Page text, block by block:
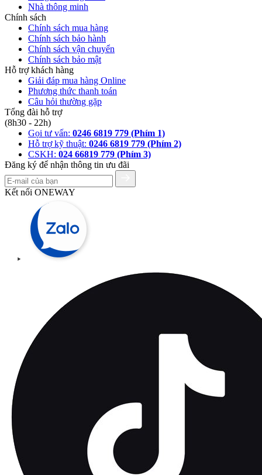
Nhà thông minh
Chính sách
Chính sách mua hàng
Chính sách bảo hành
Chính sách vận chuyển
Chính sách bảo mật
Hỗ trợ khách hàng
Giải đáp mua hàng Online
Phương thức thanh toán
Câu hỏi thường gặp
Tổng đài hỗ trợ
(8h30 - 22h)
Gọi tư vấn: 0246 6819 779 (Phím 1)
Hỗ trợ kỹ thuật: 0246 6819 779 (Phím 2)
CSKH: 024 66819 779 (Phím 3)
Đăng ký để nhận thông tin ưu đãi
Kết nối ONEWAY